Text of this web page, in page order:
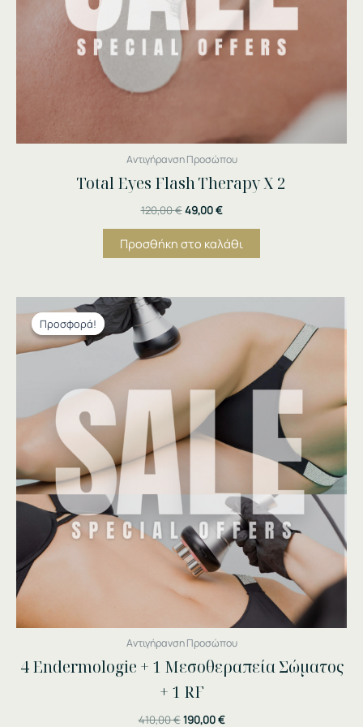
Αντιγήρανση Προσώπου
Total Eyes Flash Therapy Χ 2
120,00€49,00€
Προσθήκη στο καλάθι
Προσφορά!
Προσφορά!
Αντιγήρανση Προσώπου
4 Endermologie + 1 Μεσοθεραπεία Σώματος
+ 1 RF
410,00€
price
was:
190,00€
τρέχουσα
είναι:
190,00 €.